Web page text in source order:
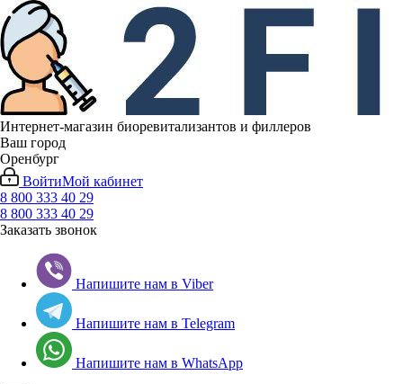
Интернет-магазин биоревитализантов и филлеров
Ваш город
Оренбург
ВойтиМой кабинет
8 800 333 40 29
8 800 333 40 29
Заказать звонок
Напишите нам в Viber
Напишите нам в Telegram
Напишите нам в WhatsApp